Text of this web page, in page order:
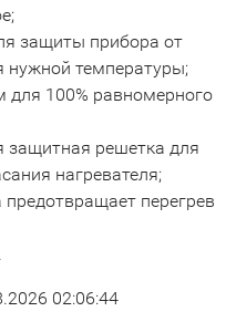
защиты прибора от
нужной температуры;
для 100% равномерного
защитная решетка для
нагревателя;
перегрев
02:06:44